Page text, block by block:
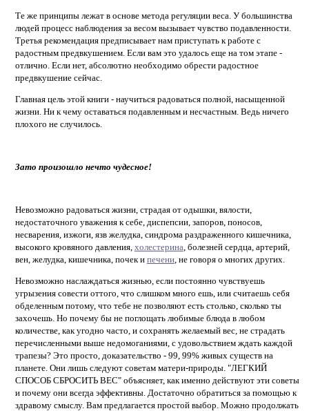
Те же принципы лежат в основе метода регуляции веса. У большинства
людей процесс наблюдения за весом вызывает чувство подавленности.
Третья рекомендация предписывает нам приступать к работе с
радостным предвкушением. Если вам это удалось еще на том этапе -
отлично. Если нет, абсолютно необходимо обрести радостное
предвкушение сейчас.
Главная цель этой книги - научиться радоваться полной, насыщенной
жизни. Ни к чему оставаться подавленным и несчастным. Ведь ничего
плохого не случилось.
Зато произошло нечто чудесное!
Невозможно радоваться жизни, страдая от одышки, вялости,
недостаточного уважения к себе, диспепсии, запоров, поносов,
несварения, изжоги, язв желудка, синдрома раздраженного кишечника,
высокого кровяного давления, холестерина , болезней сердца, артерий,
вен, желудка, кишечника, почек и печени, не говоря о многих других.
Невозможно наслаждаться жизнью, если постоянно чувствуешь
угрызения совести оттого, что слишком много ешь, или считаешь себя
обделенным потому, что тебе не позволяют есть столько, сколько ты
захочешь. Но почему бы не поглощать любимые блюда в любом
количестве, как угодно часто, и сохранять желаемый вес, не страдать
перечисленными выше недомоганиями, с удовольствием ждать каждой
трапезы? Это просто, доказательство - 99, 99% живых существ на
планете. Они лишь следуют советам матери-природы. "ЛЕГКИЙ
СПОСОБ СБРОСИТЬ ВЕС" объясняет, как именно действуют эти советы
и почему они всегда эффективны. Достаточно обратиться за помощью к
здравому смыслу. Вам предлагается простой выбор. Можно продолжать